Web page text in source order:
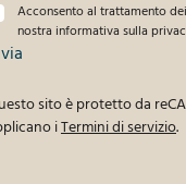
Acconsento al trattamento
nostra informativa sulla
sito è protetto da
iTermini di servizio.